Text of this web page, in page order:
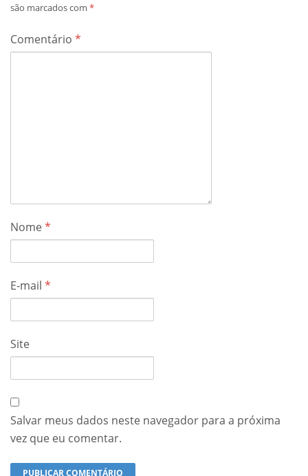
são marcados com *
Comentário *
Nome*
E-mail *
Site
Salvar meus dados neste navegador para a próxima
vez que eu comentar.